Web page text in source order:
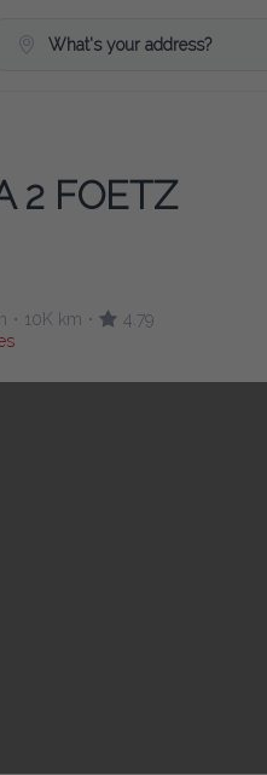
What's your address?
2 FOETZ
• 10K km •
4.79